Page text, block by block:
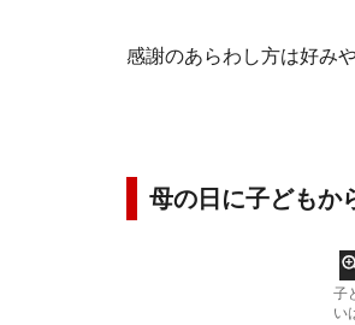
感謝のあらわし方は好み
母の日に子どもか
子
い